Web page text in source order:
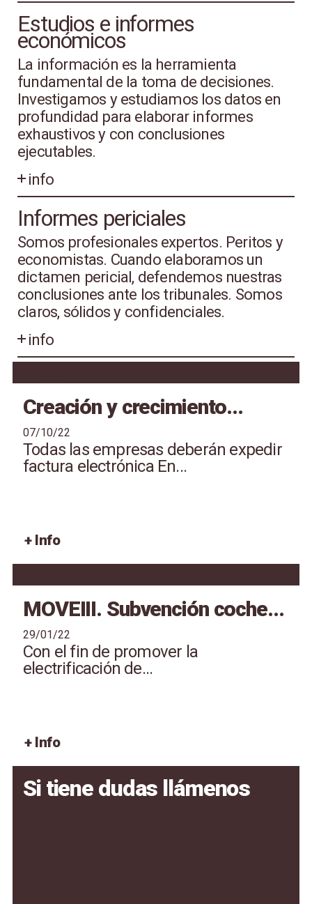
Estudios e informes
económicos
La información es la herramienta
fundamental de la toma de decisiones.
Investigamos y estudiamos los datos en
profundidad para elaborar informes
exhaustivos y con conclusiones
ejecutables.
info
Informes periciales
Somos profesionales expertos. Peritos y
economistas. Cuando elaboramos un
dictamen pericial, defendemos nuestras
conclusiones ante los tribunales. Somos
claros, sólidos y confidenciales.
info
Creación y crecimiento...
07/10/22
Todas las empresas deberán expedir
factura electrónica En...
+ Info
MOVEIII. Subvención coche...
29/01/22
Con el fin de promover la
electrificación de...
+ Info
Si tiene dudas llámenos